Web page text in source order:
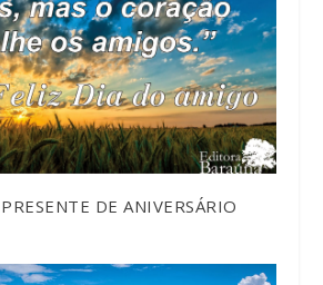
DE ANIVERSÁRIO